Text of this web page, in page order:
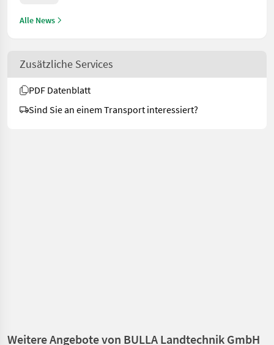
Alle News
Zusätzliche Services
PDF Datenblatt
Sind Sie an einem Transport interessiert?
Weitere Angebote von BULLA Landtechnik GmbH